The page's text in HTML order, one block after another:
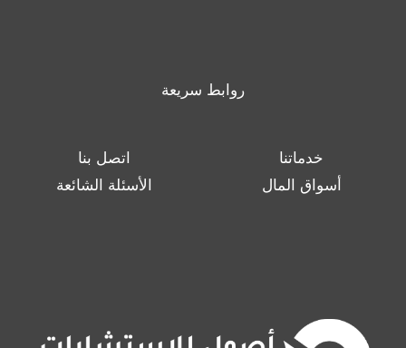
روابط سريعة
خدماتنا
اتصل بنا
أسواق المال
الأسئلة الشائعة